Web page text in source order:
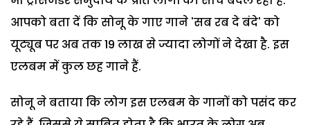
आपको बता दें कि सोनू के गाए गाने 'सब रब दे बंदे' को
यूट्यूब पर अब तक 19 लाख से ज्यादा लोगों ने देखा है. इस
एलबम में कुल छह गाने हैं.
सोनू ने बताया कि लोग इस एलबम के गानों को पसंद कर